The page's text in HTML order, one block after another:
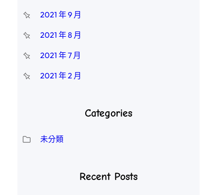
2021 年 9 月
2021 年 8 月
2021 年 7 月
2021 年 2 月
Categories
未分類
Recent Posts